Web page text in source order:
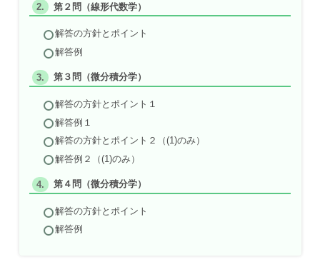
第２問（線形代数学）
解答の方針とポイント
解答例
第３問（微分積分学）
解答の方針とポイント１
解答例１
解答の方針とポイント２（(1)のみ）
解答例２（(1)のみ）
第４問（微分積分学）
解答の方針とポイント
解答例